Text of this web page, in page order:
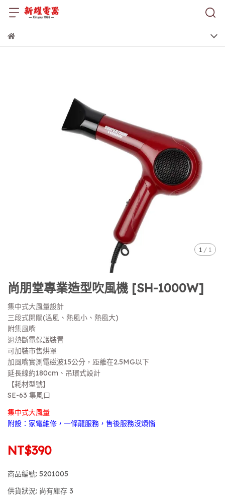
1 / 1
尚朋堂專業造型吹風機 [SH-1000W]
集中式大風量設計
三段式開關(溫風、熱風小、熱風大)
附集風嘴
過熱斷電保護裝置
可加裝市售烘罩
加風嘴實測電磁波15公分，距離在2.5MG以下
延長線約180cm、吊環式設計
【耗材型號】
SE-63 集風口
集中式大風量
附設：家電維修，一條龍服務，售後服務沒煩惱
NT$390
商品編號: 5201005
供貨狀況: 尚有庫存 3